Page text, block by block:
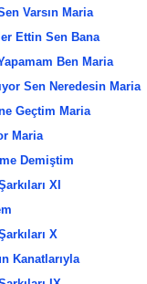
Varsın Maria
Ettin Sen Bana
Ben Maria
Sen Neredesin Maria
Geçtim Maria
Maria
Demiştim
XI
X
Kanatlarıyla